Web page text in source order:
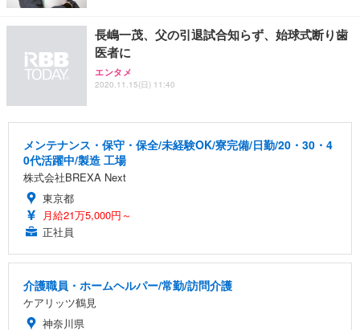
長嶋一茂、父の引退試合知らず、始球式断り歯
医者に
エンタメ
2020.11.15(日) 11:40
メンテナンス・保守・保全/未経験OK/寮完備/日勤/20・30・4
0代活躍中/製造 工場
株式会社BREXA Next
東京都
月給21万5,000円～
正社員
介護職員・ホームヘルパー/常勤/訪問介護
ケアリッツ鶴見
神奈川県